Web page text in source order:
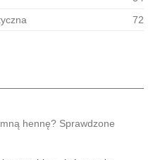
72
hennę? Sprawdzone